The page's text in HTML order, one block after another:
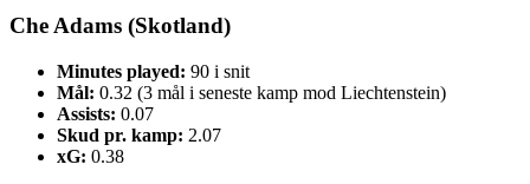
Che Adams (Skotland)
Minutes played: 90 i snit
Mål: 0.32 (3 mål i seneste kamp mod Liechtenstein)
Assists: 0.07
Skud pr. kamp: 2.07
xG: 0.38